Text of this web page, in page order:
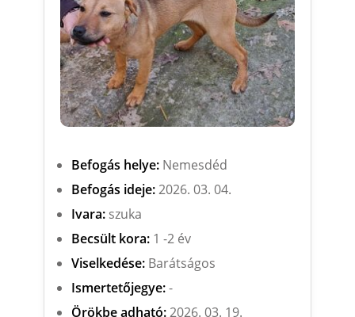
Befogás helye:Nemesdéd
Befogás ideje:2026. 03. 04.
Ivara:szuka
Becsült kora:1 -2 év
Viselkedése:Barátságos
Ismertetőjegye:-
Örökbe adható:2026. 03. 19.